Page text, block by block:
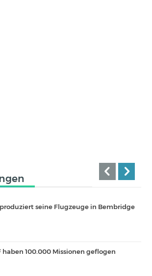
seine Flugzeuge in Bembridge
haben 100.000 Missionen geflogen